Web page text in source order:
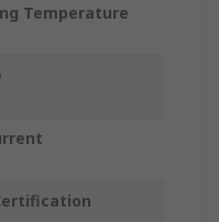
Temperature